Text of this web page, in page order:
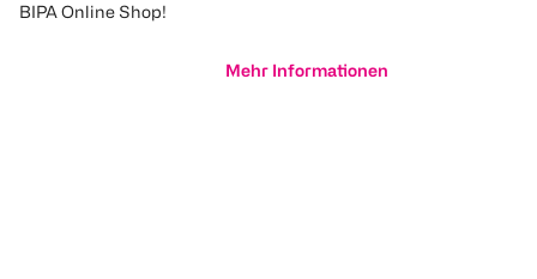
BIPA Online Shop!
Mehr Informationen